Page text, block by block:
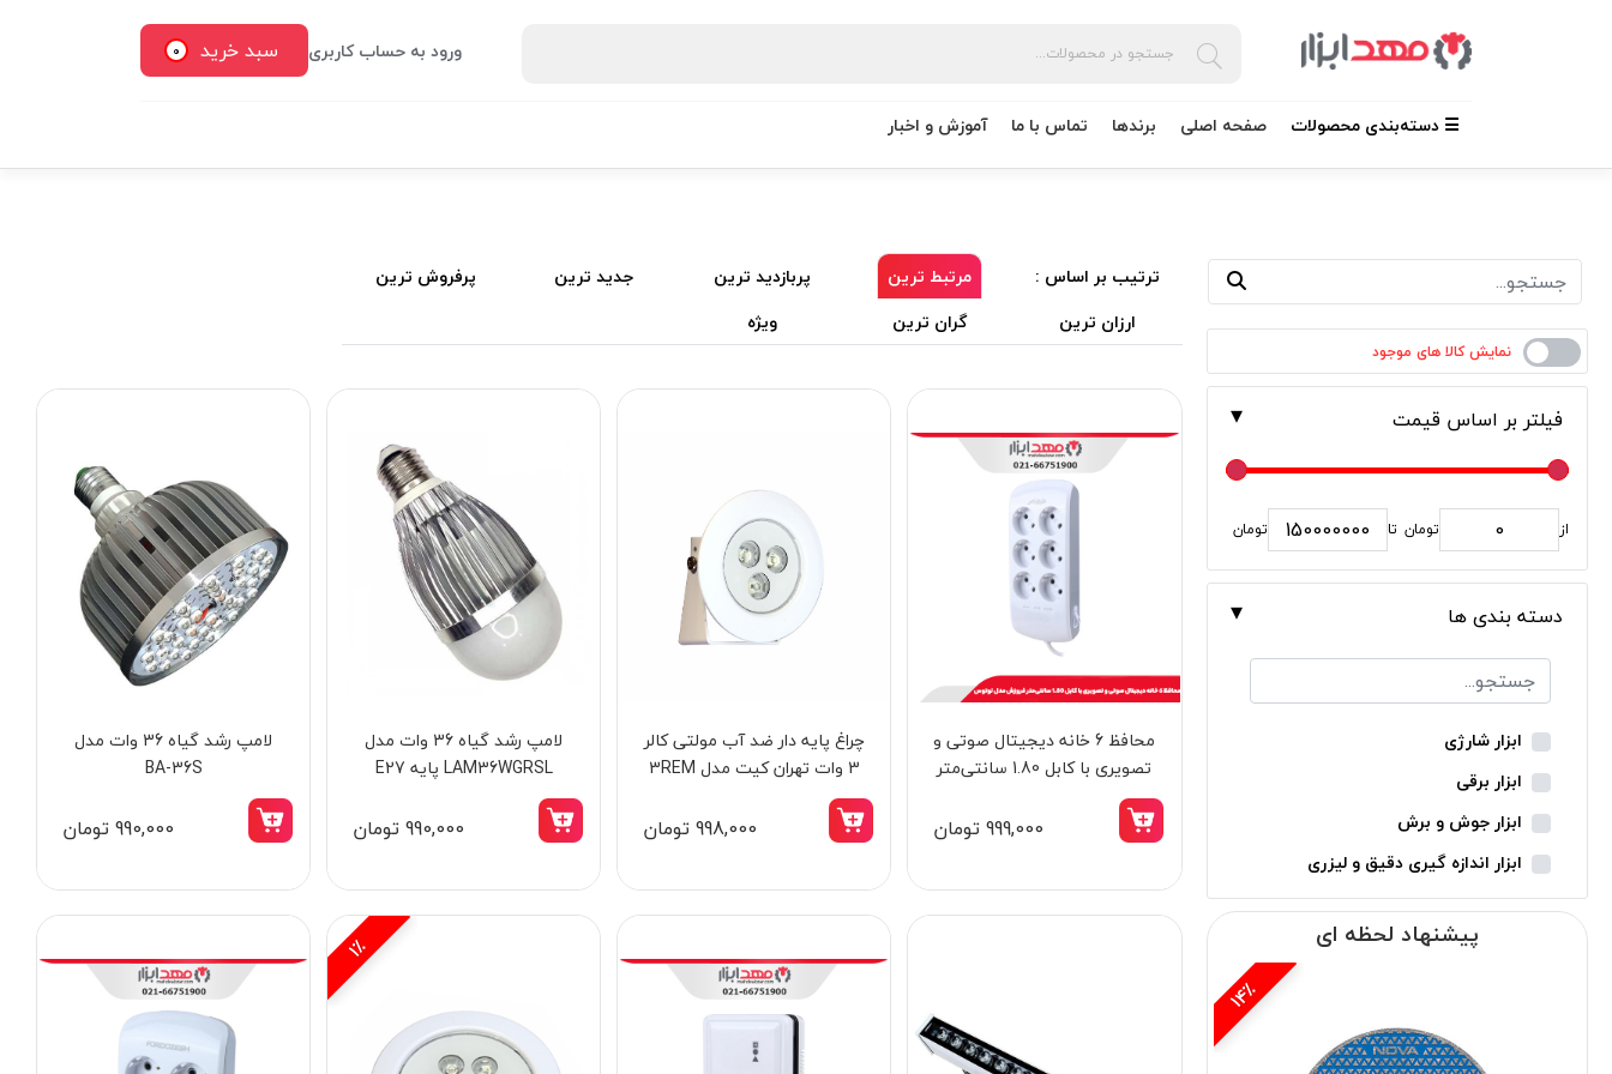
ورود به حساب کاربری سبد خرید 0
☰ دسته‌بندی محصولات صفحه اصلی برندها تماس با ما آموزش و اخبار
فیلتر بر اساس قیمت
از تومان تا تومان
دسته بندی ها
ابزار شارژی
ابزار برقی
ابزار جوش و برش
ابزار اندازه گیری دقیق و لیزری
ابزار باغبانی
ابزار نجاری
بدون دسته‌بندی
پیشنهاد لحظه ای
15٪ 14٪
ترتیب بر اساس : مرتبط ترین پربازدید ترین جدید ترین
پرفروش ترین
ارزان ترین
گران ترین ویژه
محافظ 6 خانه دیجیتال صوتی و
تصویری با کابل 1.80 سانتی‌متر
999,000 تومان
چراغ پایه دار ضد آب مولتی کالر
3 وات تهران کیت مدل 3REM
998,000 تومان
لامپ رشد گیاه 36 وات مدل
LAM36WGRSL پایه E27
990,000 تومان
لامپ رشد گیاه 36 وات مدل
BA-36S
990,000 تومان
1٪